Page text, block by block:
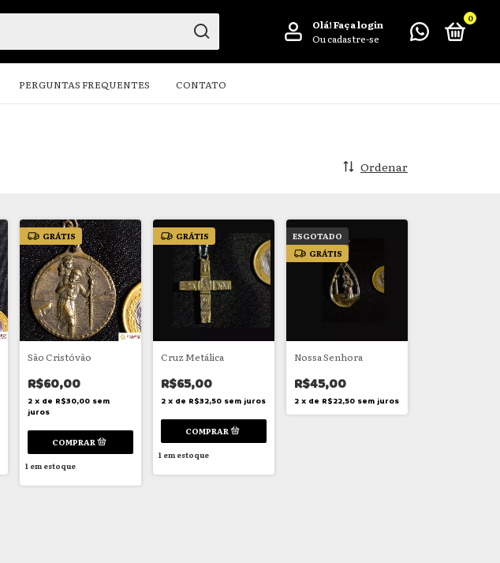
Olá!Faça login
Ou cadastre-se
0
PERGUNTAS FREQUENTES CONTATO
Ordenar
GRÁTIS
São Cristóvão
R$60,00
2 x de R$30,00 sem
juros
1em estoque
GRÁTIS
Cruz Metálica
R$65,00
2 x de R$32,50 sem juros
1em estoque
ESGOTADO
GRÁTIS
Nossa Senhora
R$45,00
2 x de R$22,50 sem juros